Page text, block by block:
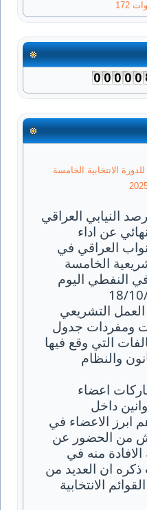
172
الانتخابية الخامسة
النيابي العراقي
عن اداء
العراقي في
الخامسة
النفطي اليوم
التشريعي
ومفردات جدول
التي وقع فيها
والنظام
اعضاء
داخل
ابرز الاعضاء في
من الحضور عن
منه في
ذكره ان العديد من
الانتخابية